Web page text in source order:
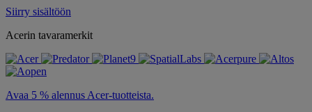
Siirry sisältöön
Acerin tavaramerkit
Avaa 5 % alennus Acer-tuotteista.